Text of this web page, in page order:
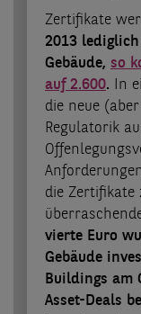
Zertifikate
2013
Gebäude, so
auf 2.600. In
die neue
Regulatorik
die Zertifikate
vierte Euro
Gebäude
Buildings am
Asset-Deals